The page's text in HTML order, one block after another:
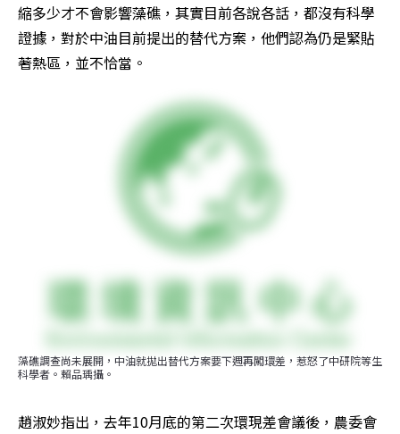
縮多少才不會影響藻礁，其實目前各說各話，都沒有科學
證據，對於中油目前提出的替代方案，他們認為仍是緊貼
著熱區，並不恰當。
藻礁調查尚未展開，中油就拋出替代方案要下週再闖環差，惹怒了中研院等生
科學者。賴品瑀攝。
趙淑妙指出，去年10月底的第二次環現差會議後，農委會